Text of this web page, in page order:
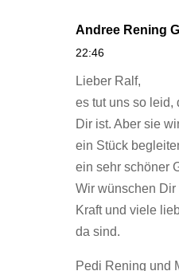
Andree Rening
22:46
Lieber Ralf,
es tut uns so leid,
Dir ist. Aber sie
ein Stück
ein sehr schöner
Wir wünschen Dir
Kraft und viele
da sind.
Pedi Rening und